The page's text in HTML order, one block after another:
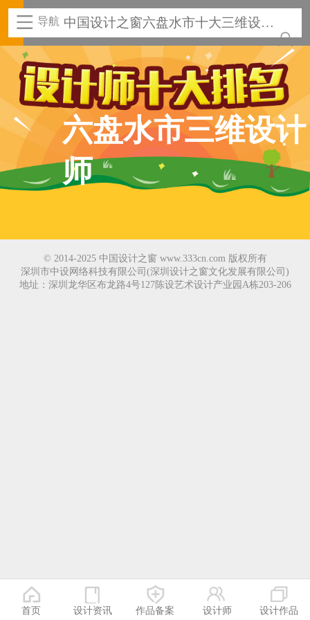
导航 中国设计之窗六盘水市十大三维设计
师
六盘水市三维设计
师
© 2014-2025 中国设计之窗 www.333cn.com 版权所有
深圳市中设网络科技有限公司(深圳设计之窗文化发展有限公司)
地址：深圳龙华区布龙路4号127陈设艺术设计产业园A栋203-206
首页 设计资讯 作品备案 设计师 设计作品